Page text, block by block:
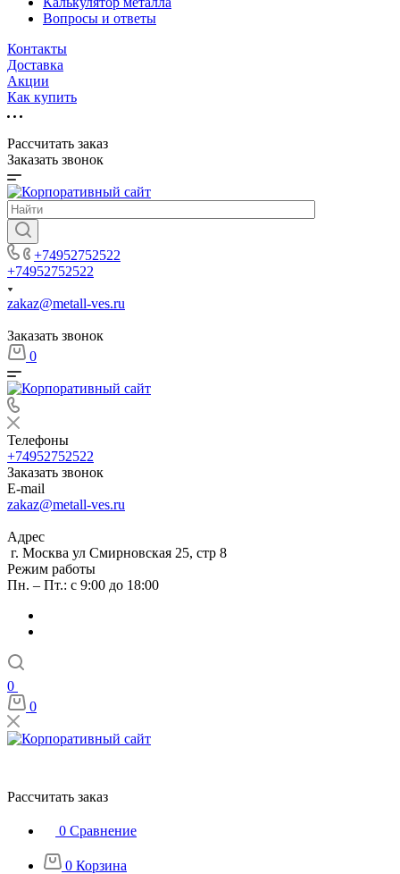
Вопросы и ответы
Контакты
Доставка
Акции
Как купить
Рассчитать заказ
Заказать звонок
+74952752522
+74952752522
zakaz@metall-ves.ru
Заказать звонок
0
Телефоны
+74952752522
Заказать звонок
E-mail
zakaz@metall-ves.ru
Адрес
г. Москва ул Смирновская 25, стр 8
Режим работы
Пн. – Пт.: с 9:00 до 18:00
0
0
Рассчитать заказ
0 Сравнение
0 Корзина